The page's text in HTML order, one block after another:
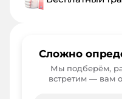
Сложно
Мы подберём,
встретим — вам